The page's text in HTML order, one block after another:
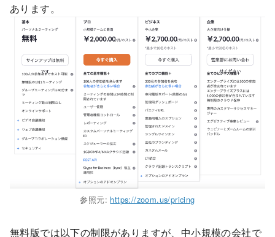
あります。
参照元: https://zoom.us/pricing
無料版では以下の制限がありますが、中小規模の会社で